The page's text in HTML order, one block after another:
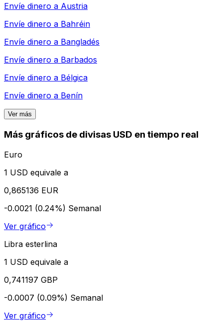
Envíe dinero a Austria
Envíe dinero a Bahréin
Envíe dinero a Bangladés
Envíe dinero a Barbados
Envíe dinero a Bélgica
Envíe dinero a Benín
Ver más
Más gráficos de divisas USD en tiempo real
Euro
1 USD equivale a
0,865136 EUR
-0.0021 (0.24%) Semanal
Ver gráfico
Libra esterlina
1 USD equivale a
0,741197 GBP
-0.0007 (0.09%) Semanal
Ver gráfico